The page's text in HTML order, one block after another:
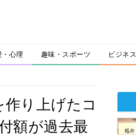
・心理 趣味・スポーツ ビジネス
作り上げたコ
額が過去最